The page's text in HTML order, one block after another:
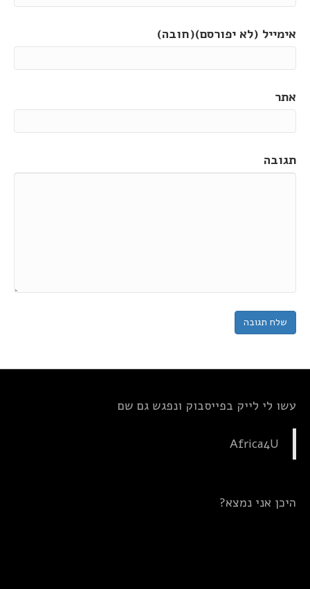
אימייל (לא יפורסם)(חובה)
אתר
תגובה
עשו לי לייק בפייסבוק ונפגש גם שם
Africa4U
היכן אני נמצא?